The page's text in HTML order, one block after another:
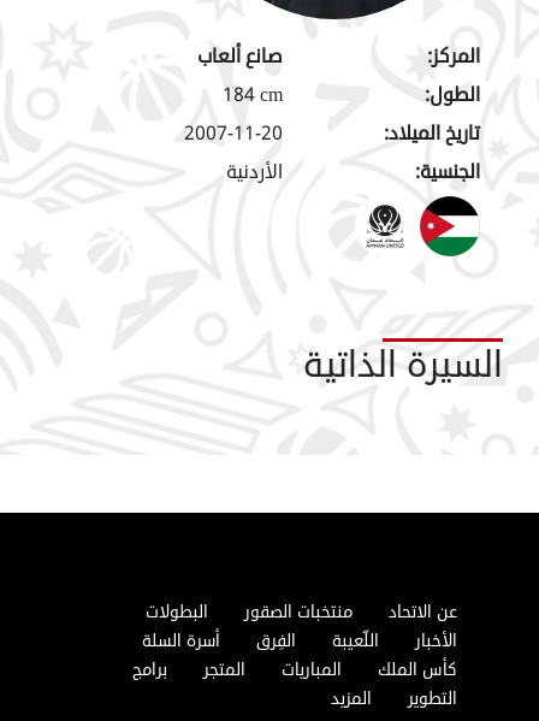
المركز:
صانع ألعاب
الطول:
184 cm
تاريخ الميلاد:
2007-11-20
الجنسية:
الأردنية
السيرة الذاتية
عن الاتحاد منتخبات الصقور
البطولات
الأخبار
اللّعيبة الفِرق
أسرة السلة
كأس الملك
المباريات المتجر
برامج
التطوير
المزيد